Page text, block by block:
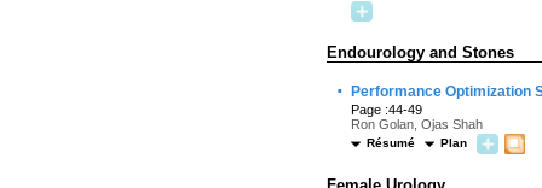
Endourology and Stones
· Performance Optimization
Page :44-49
Ron Golan, Ojas Shah
Résumé Plan